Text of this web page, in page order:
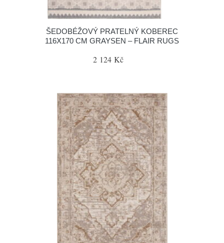
ŠEDOBÉŽOVÝ PRATELNÝ KOBEREC
116X170 CM GRAYSEN – FLAIR RUGS
2 124 Kč